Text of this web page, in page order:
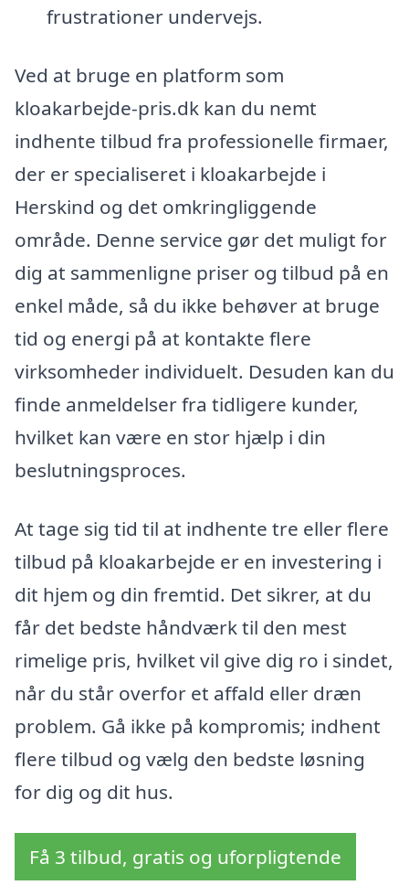
frustrationer undervejs.
Ved at bruge en platform som
kloakarbejde-pris.dk kan du nemt
indhente tilbud fra professionelle firmaer,
der er specialiseret i kloakarbejde i
Herskind og det omkringliggende
område. Denne service gør det muligt for
dig at sammenligne priser og tilbud på en
enkel måde, så du ikke behøver at bruge
tid og energi på at kontakte flere
virksomheder individuelt. Desuden kan du
finde anmeldelser fra tidligere kunder,
hvilket kan være en stor hjælp i din
beslutningsproces.
At tage sig tid til at indhente tre eller flere
tilbud på kloakarbejde er en investering i
dit hjem og din fremtid. Det sikrer, at du
får det bedste håndværk til den mest
rimelige pris, hvilket vil give dig ro i sindet,
når du står overfor et affald eller dræn
problem. Gå ikke på kompromis; indhent
flere tilbud og vælg den bedste løsning
for dig og dit hus.
Få 3 tilbud, gratis og uforpligtende